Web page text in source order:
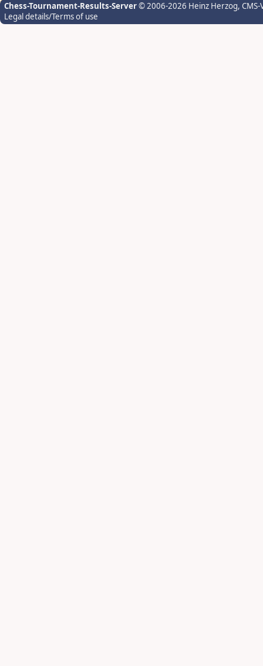
Chess-Tournament-Results-Server© 2006-2026 Heinz Herzog,
Legal details/Terms of use